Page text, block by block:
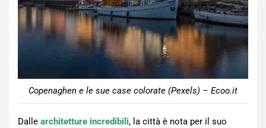
Copenaghen e le sue case colorate (Pexels) – Ecoo.it
Dalle architetture incredibili, la città è nota per il suo